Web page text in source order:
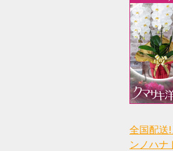
全国配送
ンノハナ